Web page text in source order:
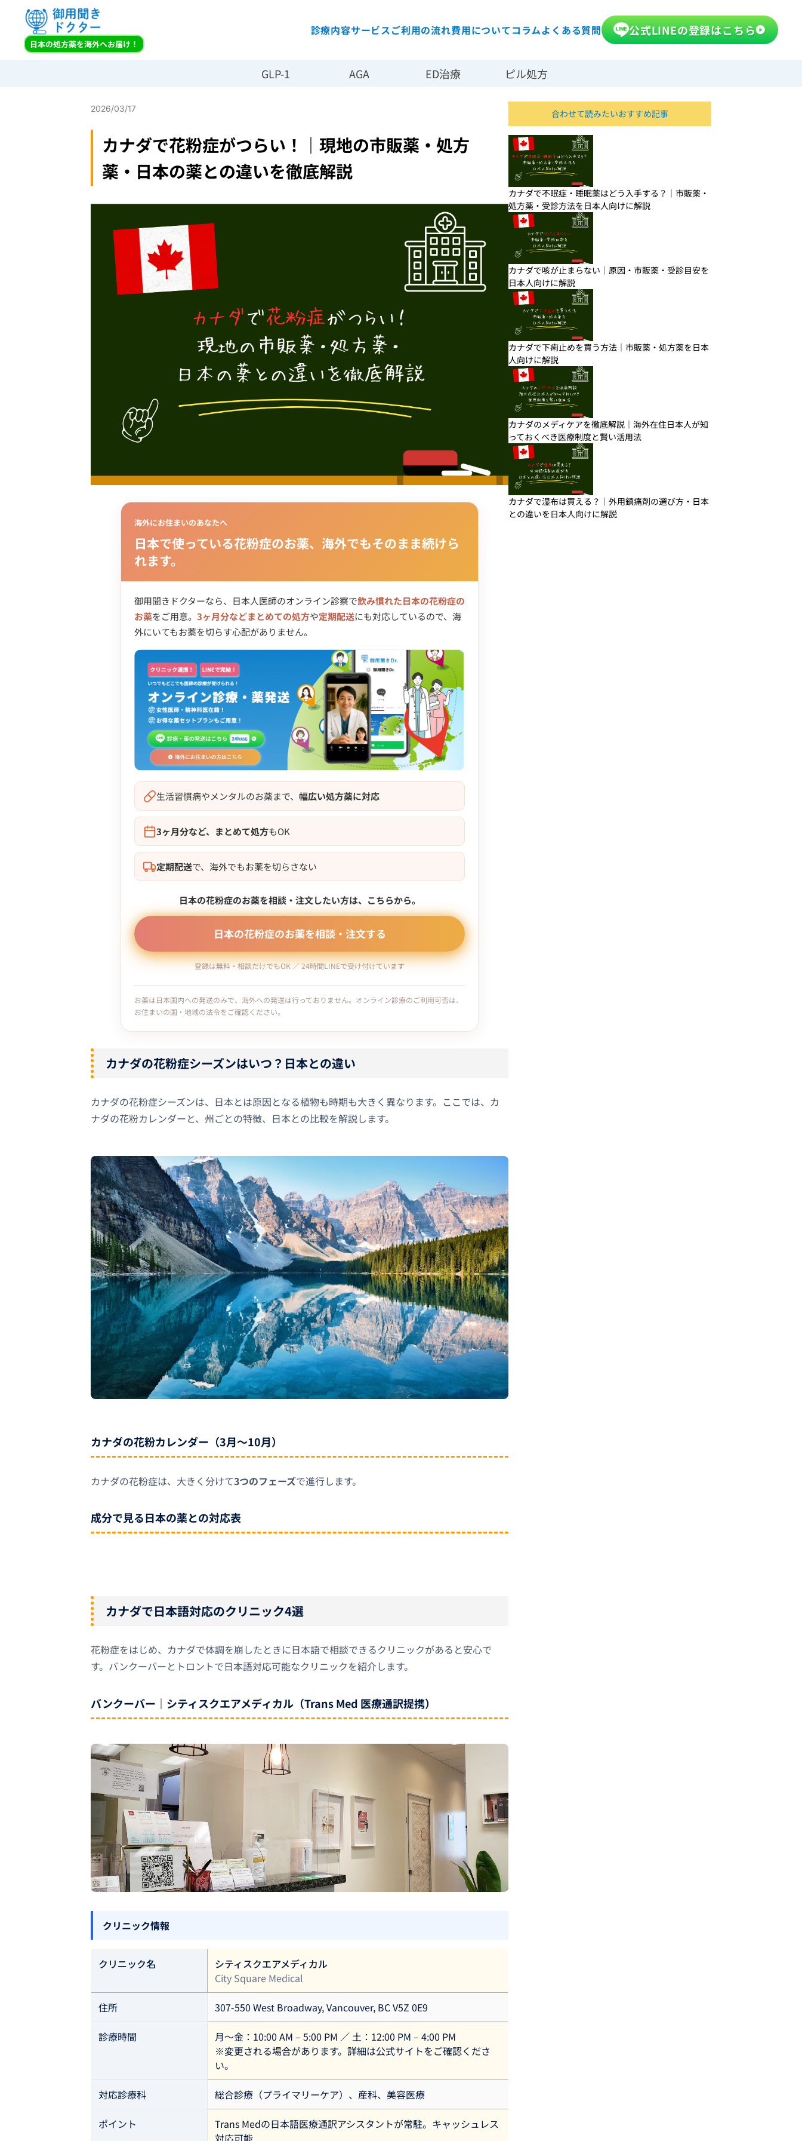
日本の処方薬を海外へお届け！
診療内容サービスご利用の流れ費用についてコラムよくある質問 公式LINEの登録はこちら
GLP-1 AGA ED治療 ピル処方
カナダで花粉症がつらい！｜現地の市販薬・処方薬・日本の薬との違いを徹底解説
2026/03/17
カナダで花粉症がつらい！｜現地の市販薬・処方
薬・日本の薬との違いを徹底解説
海外にお住まいのあなたへ
日本で使っている花粉症のお薬、海外でもそのまま続けら
れます。
御用聞きドクターなら、日本人医師のオンライン診察で飲み慣れた日本の花粉症の
お薬をご用意。 3ヶ月分などまとめての処方や定期配送にも対応しているので、海
外にいてもお薬を切らす心配がありません。
生活習慣病やメンタルのお薬まで、 幅広い処方薬に対応
3ヶ月分など、まとめて処方もOK
定期配送で、海外でもお薬を切らさない
日本の花粉症のお薬を相談・注文したい方は、こちらから。
日本の花粉症のお薬を相談・注文する
登録は無料・相談だけでもOK ／ 24時間LINEで受け付けています
お薬は日本国内への発送のみで、海外への発送は行っておりません。オンライン診療のご利用可否は、
お住まいの国・地域の法令をご確認ください。
カナダの花粉症シーズンはいつ？日本との違い
カナダの花粉症シーズンは、日本とは原因となる植物も時期も大きく異なります。ここでは、カ
ナダの花粉カレンダーと、州ごとの特徴、日本との比較を解説します。
カナダの花粉カレンダー（3月〜10月）
カナダの花粉症は、大きく分けて3つのフェーズで進行します。
成分で見る日本の薬との対応表
カナダで日本語対応のクリニック4選
花粉症をはじめ、カナダで体調を崩したときに日本語で相談できるクリニックがあると安心で
す。バンクーバーとトロントで日本語対応可能なクリニックを紹介します。
バンクーバー｜シティスクエアメディカル（Trans Med 医療通訳提携）
クリニック情報
クリニック名
シティスクエアメディカル
City Square Medical
住所 307-550 West Broadway, Vancouver, BC V5Z 0E9
診療時間
月〜金：10:00 AM – 5:00 PM ／ 土：12:00 PM – 4:00 PM
※変更される場合があります。詳細は公式サイトをご確認くださ
い。
対応診療科 総合診療（プライマリーケア）、産科、美容医療
ポイント
Trans Medの日本語医療通訳アシスタントが常駐。キャッシュレス
対応可能
合わせて読みたいおすすめ記事
カナダで不眠症・睡眠薬はどう入手する？｜市販薬・
処方薬・受診方法を日本人向けに解説
カナダで咳が止まらない｜原因・市販薬・受診目安を
日本人向けに解説
カナダで下痢止めを買う方法｜市販薬・処方薬を日本
人向けに解説
カナダのメディケアを徹底解説｜海外在住日本人が知
っておくべき医療制度と賢い活用法
カナダで湿布は買える？｜外用鎮痛剤の選び方・日本
との違いを日本人向けに解説